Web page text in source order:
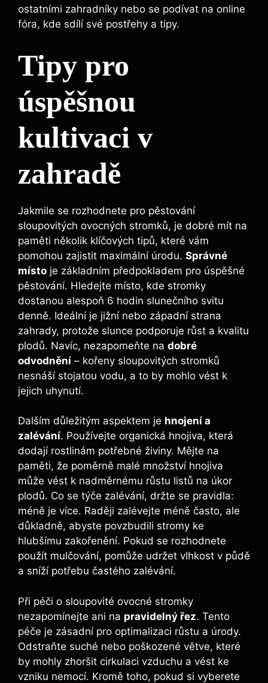
ostatními zahradníky nebo se podívat na online
fóra, kde sdílí své postřehy a tipy.
Tipy pro
úspěšnou
kultivaci v
zahradě
Jakmile se rozhodnete pro pěstování
sloupovitých ovocných stromků, je dobré mít na
paměti několik klíčových tipů, které vám
pomohou zajistit maximální úrodu. Správné
místo je základním předpokladem pro úspěšné
pěstování. Hledejte místo, kde stromky
dostanou alespoň 6 hodin slunečního svitu
denně. Ideální je jižní nebo západní strana
zahrady, protože slunce podporuje růst a kvalitu
plodů. Navíc, nezapomeňte na dobré
odvodnění – kořeny sloupovitých stromků
nesnáší stojatou vodu, a to by mohlo vést k
jejich uhynutí.
Dalším důležitým aspektem je hnojení a
zalévání. Používejte organická hnojiva, která
dodají rostlinám potřebné živiny. Mějte na
paměti, že poměrně malé množství hnojiva
může vést k nadměrnému růstu listů na úkor
plodů. Co se týče zalévání, držte se pravidla:
méně je více. Raději zalévejte méně často, ale
důkladně, abyste povzbudili stromy ke
hlubšímu zakořenění. Pokud se rozhodnete
použít mulčování, pomůže udržet vlhkost v půdě
a sníží potřebu častého zalévání.
Při péči o sloupovité ovocné stromky
nezapomínejte ani na pravidelný řez. Tento
péče je zásadní pro optimalizaci růstu a úrody.
Odstraňte suché nebo poškozené větve, které
by mohly zhoršit cirkulaci vzduchu a vést ke
vzniku nemocí. Kromě toho, pokud si vyberete